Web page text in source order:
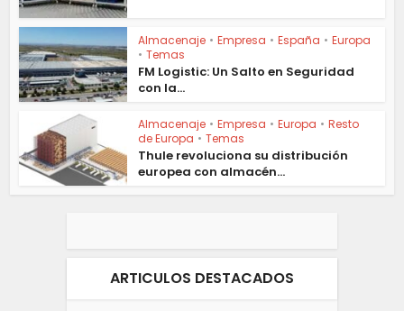
Almacenaje • Empresa • España • Europa
• Temas
FM Logistic: Un Salto en Seguridad
con la...
Almacenaje • Empresa • Europa • Resto
de Europa • Temas
Thule revoluciona su distribución
europea con almacén...
ARTICULOS DESTACADOS